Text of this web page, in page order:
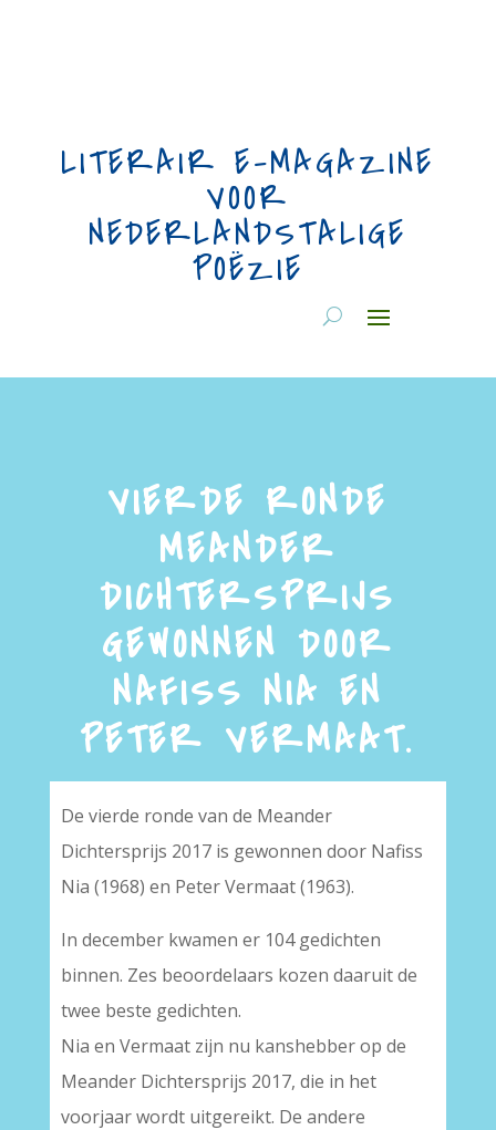
LITERAIR E-MAGAZINE
VOOR
NEDERLANDSTALIGE
POËZIE
VIERDE RONDE
MEANDER
DICHTERSPRIJS
GEWONNEN DOOR
NAFISS NIA EN
PETER VERMAAT.
De vierde ronde van de Meander
Dichtersprijs 2017 is gewonnen door Nafiss
Nia (1968) en Peter Vermaat (1963).
In december kwamen er 104 gedichten
binnen. Zes beoordelaars kozen daaruit de
twee beste gedichten.
Nia en Vermaat zijn nu kanshebber op de
Meander Dichtersprijs 2017, die in het
voorjaar wordt uitgereikt. De andere